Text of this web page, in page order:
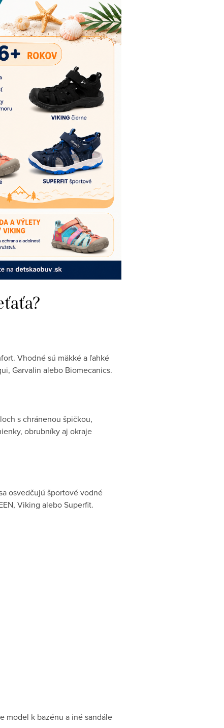
Vhodné sú mäkké a ľahké
Garvalin alebo Biomecanics.
s chránenou špičkou,
obrubníky aj okraje
osvedčujú športové vodné
Viking alebo Superfit.
model k bazénu a iné sandále